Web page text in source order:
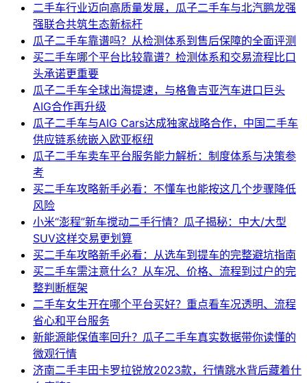
二手车行业迈向高质量发展，瓜子二手车与北汽鹏龙强
强联合共筑生态新标杆
瓜子二手车靠谱吗？从检测体系到售后保障的全面评测
买二手车哪个平台比较靠谱？检测体系和交易流程比口
头承诺更重要
瓜子二手车全球出海提速，与格鲁吉亚汽车进口巨头
AIG合作再升级
瓜子二手车与AIG Cars达成独家战略合作，中国二手车
供应链系统嵌入欧亚枢纽
瓜子二手车卖车平台服务能力解析：制度体系与决策参
考
买二手车攻略新手必看：不懂车也能按这几个步骤降低
风险
小米“澎程”新车搅动二手行情？瓜子揭秘：中大/大型
SUV这样交易更划算
买二手车攻略新手必看：从选车到提车的完整避坑指南
买二手车需注意什么？从车况、价格、流程到过户的完
整判断框架
二手车女生开在哪个平台买好？重点看车况透明、流程
省心和平台服务
新能源能保值率回升？瓜子二手车真实数据带你读懂的
微观行情
济南二手丰田卡罗拉锐放2023款，行情跳水背后藏着什